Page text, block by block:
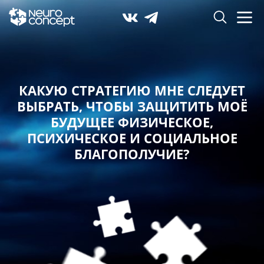
КАКУЮ СТРАТЕГИЮ МНЕ СЛЕДУЕТ
ВЫБРАТЬ,ЧТОБЫ ЗАЩИТИТЬ МОЁ
БУДУЩЕЕ ФИЗИЧЕСКОЕ,
ПСИХИЧЕСКОЕ И СОЦИАЛЬНОЕ
БЛАГОПОЛУЧИЕ?